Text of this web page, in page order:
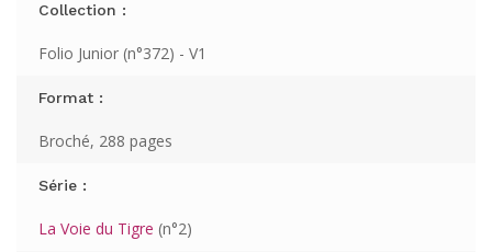
Collection :
Folio Junior (n°372) - V1
Format :
Broché, 288 pages
Série :
La Voie du Tigre (n°2)